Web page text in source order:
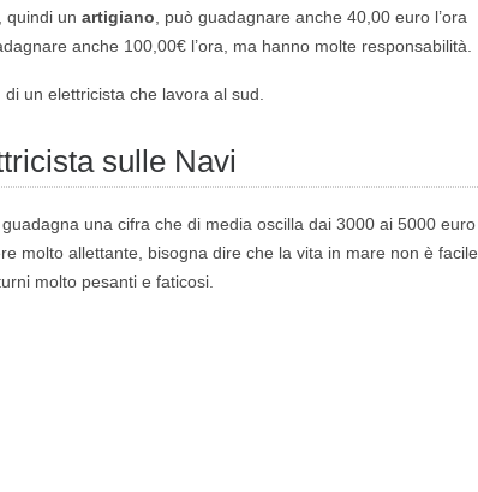
quindi un artigiano , può guadagnare anche 40,00 euro l’ora
anche 100,00€ l’ora, ma hanno molte responsabilità.
un elettricista che lavora al sud.
sulle Navi
guadagna una cifra che di media oscilla dai 3000 ai 5000 euro
molto allettante, bisogna dire che la vita in mare non è facile,
molto pesanti e faticosi.